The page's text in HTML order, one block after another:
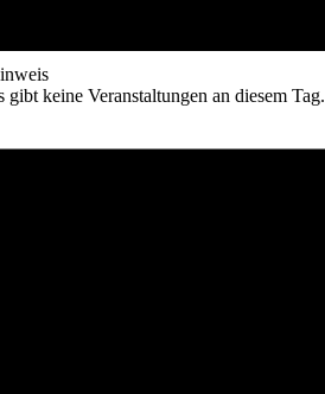
gibt keine Veranstaltungen an diesem Tag.